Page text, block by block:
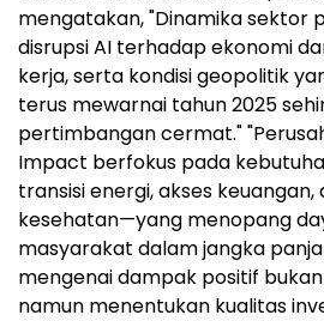
mengatakan, "Dinamika sektor
disrupsi AI terhadap ekonomi
kerja, serta kondisi geopolitik
terus mewarnai tahun 2025
pertimbangan cermat."
Impact berfokus pada
transisi energi, akses
kesehatan—yang menopang
masyarakat dalam jangka
mengenai dampak positif
namun menentukan kualitas